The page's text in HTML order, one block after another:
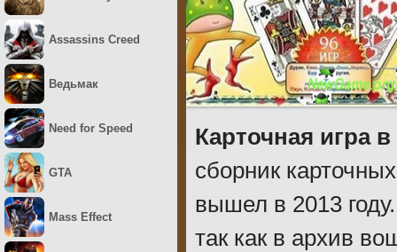
Карточная игра в
сборник
вышел в 2013
так как в архив
Assassins Creed
Ведьмак
Need for Speed
GTA
Mass Effect